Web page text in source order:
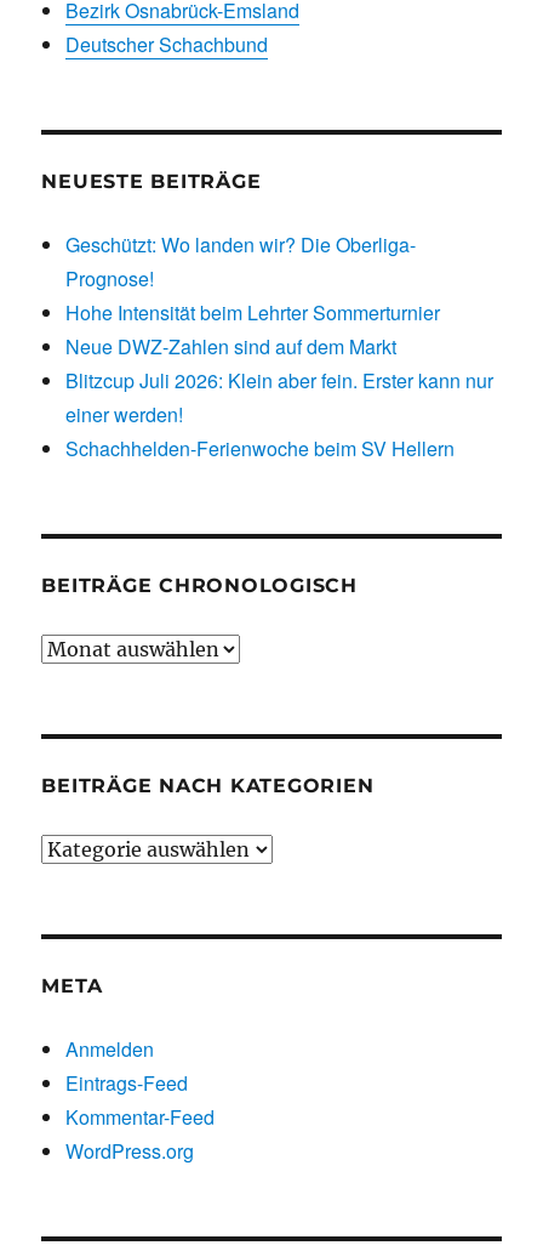
Bezirk Osnabrück-Emsland
Deutscher Schachbund
NEUESTE BEITRÄGE
Geschützt: Wo landen wir? Die Oberliga-
Prognose!
Hohe Intensität beim Lehrter Sommerturnier
Neue DWZ-Zahlen sind auf dem Markt
Blitzcup Juli 2026: Klein aber fein. Erster kann nur
einer werden!
Schachhelden-Ferienwoche beim SV Hellern
BEITRÄGE CHRONOLOGISCH
Beiträge
BEITRÄGE NACH KATEGORIEN
Beiträge
META
Anmelden
Eintrags-Feed
Kommentar-Feed
WordPress.org